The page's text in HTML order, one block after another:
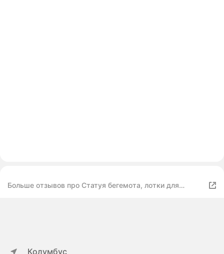
Больше отзывов про Статуя бегемота, лотки для
Колумбус